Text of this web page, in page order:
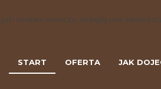
cookies oznacza, że będą one
START OFERTA JAK